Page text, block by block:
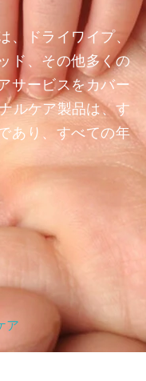
、ドライワイプ、
ド、その他多くの
サービスをカバー
ルケア製品は、す
あり、すべての年
ア